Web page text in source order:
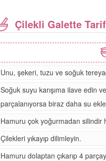
Çilekli Galette
Unu, şekeri, tuzu ve soğuk
Soğuk suyu karışıma ilave edin
parçalanıyorsa biraz daha su
Hamuru çok yoğurmadan silindir
Çilekleri yıkayıp dilimleyin.
Hamuru dolaptan çıkarıp 4